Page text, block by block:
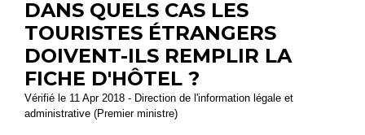
DANS QUELS CAS LES
TOURISTES ÉTRANGERS
DOIVENT-ILS REMPLIR LA
FICHE D'HÔTEL ?
Vérifié le 11 Apr 2018 - Direction de l'information légale et
administrative (Premier ministre)